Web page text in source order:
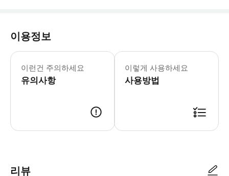
이용정보
이런건 주의하세요
유의사항
이렇게 사용하세요
사용방법
리뷰